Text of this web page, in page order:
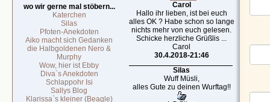
wo wir gerne mal stöbern...
Katerchen
Silas
Pfoten-Anekdoten
Aiko macht sich Gedanken
die Halbgoldenen Nero &
Murphy
Wow, hier ist Ebby
Diva`s Anekdoten
Schlappohr Isi
Sallys Blog
Klarissa`s kleiner (Beagle)
Carol
Hallo ihr lieben, ist bei euch
alles OK ? Habe schon so lange
nichts mehr von euch gelesen.
Schicke herzliche Grüßlis ...
Carol
30.4.2018-21:46
Silas
Wuff Müsli,
alles Gute zu deinen Wurftag!!